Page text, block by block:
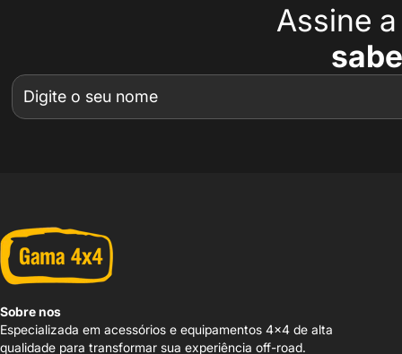
Assine
Sobre nos
Especializada em acessórios e equipamentos 4x4 de alta
qualidade para transformar sua experiência off-road.